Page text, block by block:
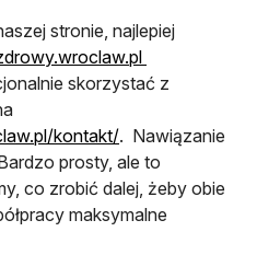
stronie, najlepiej
się w nowej karcie
skorzystać z
kontakt/otwiera się w
. Nawiązanie
prosty, ale to
co zrobić dalej, żeby obie
maksymalne